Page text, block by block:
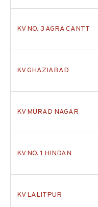
KV NO. 3 AGRA CANTT
KV GHAZIABAD
KV MURAD NAGAR
KV NO. 1 HINDAN
KV LALITPUR